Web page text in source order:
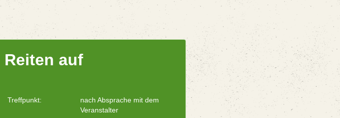
auf
Treffpunkt:
nach Absprache mit dem
Veranstalter